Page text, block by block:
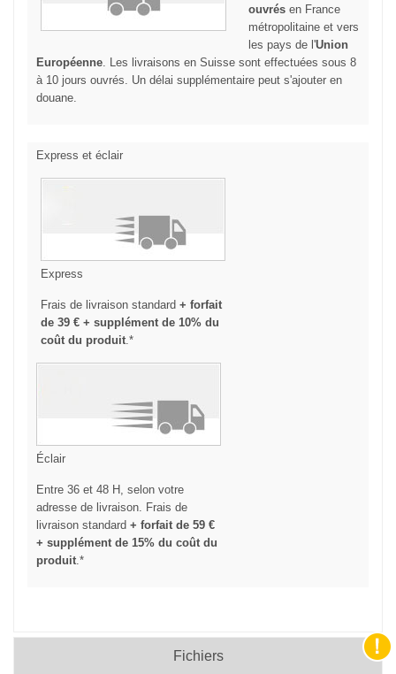
ouvrés en France
métropolitaine et vers
les pays de l'Union
Européenne. Les livraisons en Suisse sont effectuées sous 8
à 10 jours ouvrés. Un délai supplémentaire peut s'ajouter en
douane.
Express et éclair
Express
Frais de livraison standard + forfait
de 39 € + supplément de 10% du
coût du produit.*
Éclair
Entre 36 et 48 H, selon votre
adresse de livraison. Frais de
livraison standard + forfait de 59 €
+ supplément de 15% du coût du
produit.*
Fichiers